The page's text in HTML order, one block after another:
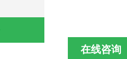
在线咨询